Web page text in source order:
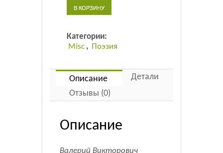
Новый
Свет
В КОРЗИНУ
Категории:
Misc , Поэзия
Описание
Детали
Отзывы (0)
Описание
Валерий Викторович